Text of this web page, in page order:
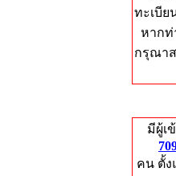
ทะเบีย
หากท่
กรุณา
มีผู้เ
คน ตั้ง